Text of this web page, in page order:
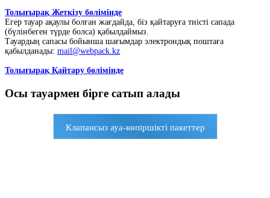
Толығырақ Жеткізу бөлімінде
Егер тауар ақаулы болған жағдайда, біз қайтаруға тиісті сапада
(бүлінбеген түрде болса) қабылдаймыз.
Тауардың сапасы бойынша шағымдар электрондық поштаға
қабылданады: mail@webpack.kz
Толығырақ Қайтару бөлімінде
Осы тауармен бірге сатып алады
Клапансыз ауа-көпіршікті пакеттер